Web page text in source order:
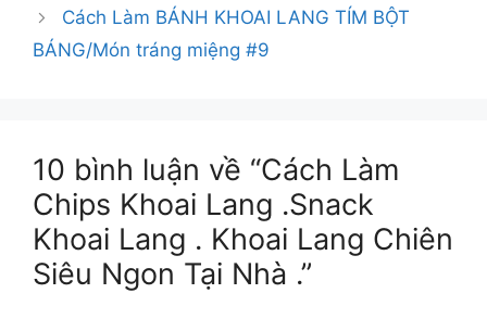
Cách Làm BÁNH KHOAI LANG TÍM BỘT
BÁNG/Món tráng miệng #9
10 bình luận về “Cách Làm
Chips Khoai Lang .Snack
Khoai Lang . Khoai Lang Chiên
Siêu Ngon Tại Nhà .”